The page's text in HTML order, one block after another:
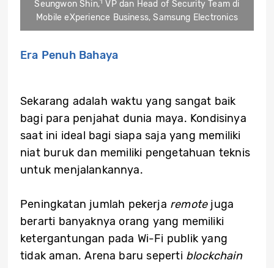
Seungwon Shin, VP dan Head of Security Team di
Mobile eXperience Business, Samsung Electronics
Era Penuh Bahaya
Sekarang adalah waktu yang sangat baik
bagi para penjahat dunia maya. Kondisinya
saat ini ideal bagi siapa saja yang memiliki
niat buruk dan memiliki pengetahuan teknis
untuk menjalankannya.
Peningkatan jumlah pekerja remotejuga
berarti banyaknya orang yang memiliki
ketergantungan pada Wi-Fi publik yang
tidak aman. Arena baru seperti blockchain